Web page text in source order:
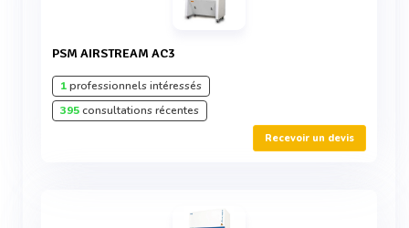
PSM AIRSTREAM AC3
1professionnels intéressés
395consultations récentes
Recevoir un devis